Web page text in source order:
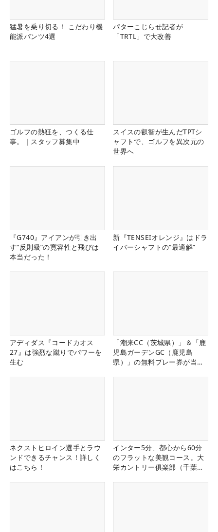
猛暑を乗り切る！ こだわり機
能派パンツ4選
パターこじらせ記者が
「TRTL」で大改善
ゴルフの熱狂を、つくる仕
事。｜スタッフ募集中
スイスの叡智が生んだTPTシ
ャフトで、ゴルフを異次元の
世界へ
『G740』アイアンが引き出
す“反則級”の寛容性と飛びは
本当だった！
新『TENSEIオレンジ』はドラ
イバーシャフトの“最適解”
アディダス『コードカオス
27』は強烈な蹴りでパワーを
生む
「潮来CC（茨城県）」＆「鹿
児島ガーデンGC（鹿児島
県）」の無料プレー券が当た
ネクストヒロイン選手とラウ
ンドできるチャンス！詳しく
はこちら！
インター5分、都心から60分
のフラットな美観コース。大
栄カントリー俱楽部（千葉